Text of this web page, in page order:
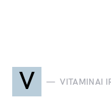
V VITAMINAI